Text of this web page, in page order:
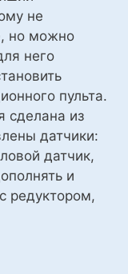
не
но можно
него
пульта.
сделана из
датчики:
датчик,
и
редуктором,